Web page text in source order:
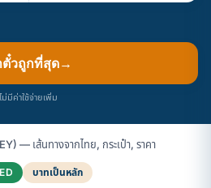
ตั๋วถูกที่สุด→
มีค่าใช้จ่ายเพิ่ม
— เส้นทางจากไทย, กระเป๋า, ราคา
บาทเป็นหลัก